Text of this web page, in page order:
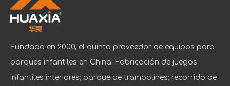
Fundada en 2000, el quinto proveedor de equipos para
parques infantiles en China. Fabricación de juegos
infantiles interiores; parque de trampolines; recorrido de